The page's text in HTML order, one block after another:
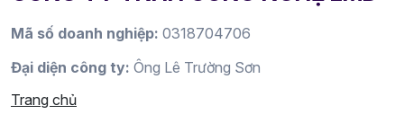
Mã số doanh nghiệp: 0318704706
Đại diện công ty: Ông Lê Trường Sơn
Trang chủ